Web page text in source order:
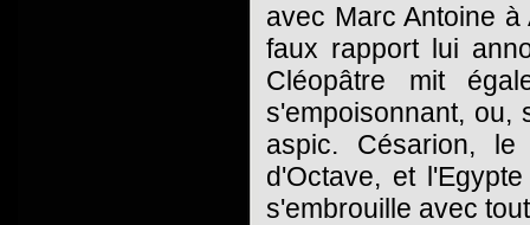
avec Marc Antoine
faux rapport lui
Cléopâtre mit
s'empoisonnant, ou,
aspic. Césarion,
d'Octave, et
s'embrouille avec